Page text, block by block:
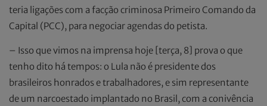
teria ligações com a facção criminosa Primeiro Comando da
Capital (PCC), para negociar agendas do petista.
– Isso que vimos na imprensa hoje [terça, 8] prova o que
tenho dito há tempos: o Lula não é presidente dos
brasileiros honrados e trabalhadores, e sim representante
de um narcoestado implantado no Brasil, com a conivência